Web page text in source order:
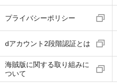
プライバシーポリシー
dアカウント2段階認証とは
海賊版に関する取り組みに
ついて